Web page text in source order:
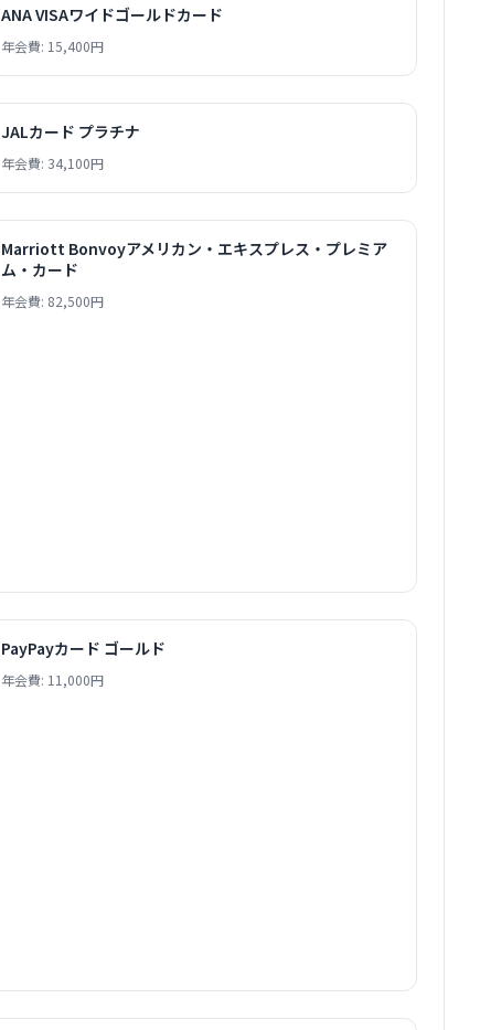
ANA VISAワイドゴールドカード
年会費: 15,400円
JALカード プラチナ
年会費: 34,100円
Marriott Bonvoyアメリカン・エキスプレス・プレミア
ム・カード
年会費: 82,500円
PayPayカード ゴールド
年会費: 11,000円